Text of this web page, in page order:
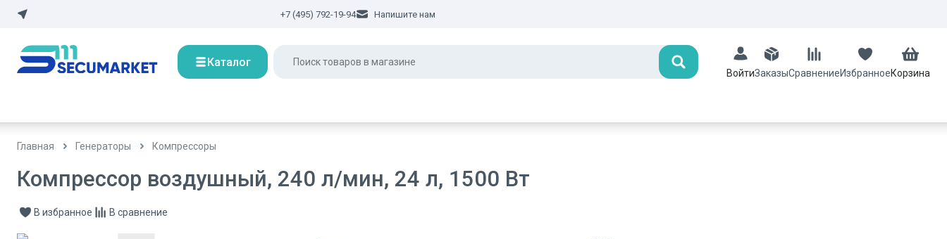
+7 (495) 792-19-94 Напишите нам
Каталог Поиск
ВойтиЗаказыСравнениеИзбранноеКорзина
Главная Генераторы Компрессоры
Компрессор воздушный, 240 л/мин, 24 л, 1500 Вт
В избранное В сравнение